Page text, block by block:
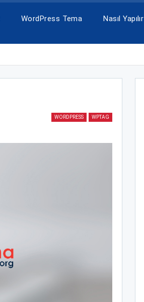
WordPress Tema Nasıl Yapılır
WORDPRESS WPTAG